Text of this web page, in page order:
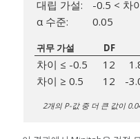
대립 가설:
-0.5 < 차
α 수준:
0.05
귀무 가설 DF
차이 ≤ -0.5 12
차이 ≥ 0.5
12 -
2개의 P-값 중 더 큰 값이